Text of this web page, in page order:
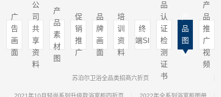
广
告
画
面
公
司
共
享
资
料
产
品
素
材
图
促
销
推
广
品
牌
画
面
培
训
资
料
终
端SI
品
认
证
检
测
证
书
品
图
册
产
品
推
广
视
频
苏泊尔卫浴全品类招商六折页